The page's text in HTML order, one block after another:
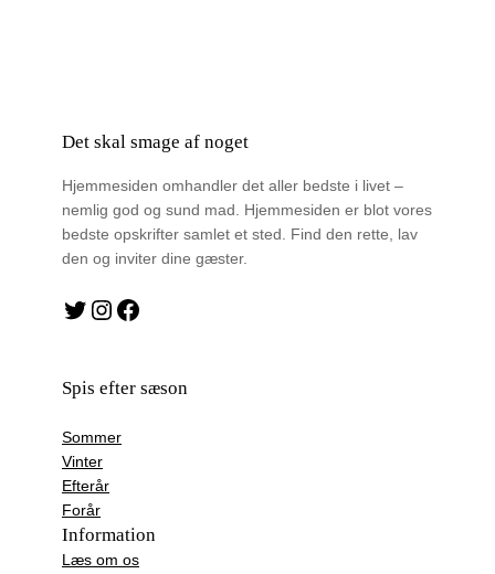
Det skal smage af noget
Hjemmesiden omhandler det aller bedste i livet –
nemlig god og sund mad. Hjemmesiden er blot vores
bedste opskrifter samlet et sted. Find den rette, lav
den og inviter dine gæster.
Twitter Instagram Facebook
Spis efter sæson
Sommer
Vinter
Efterår
Forår
Information
Læs om os